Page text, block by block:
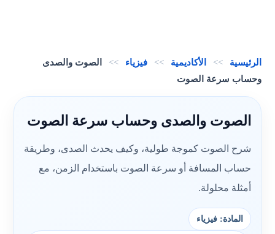
الرئيسية >> الأكاديمية >> فيزياء >>
الصوت والصدى
وحساب سرعة الصوت
الصوت والصدى وحساب سرعة الصوت
شرح الصوت كموجة طولية، وكيف يحدث الصدى، وطريقة
حساب المسافة أو سرعة الصوت باستخدام الزمن، مع
أمثلة محلولة.
المادة: فيزياء